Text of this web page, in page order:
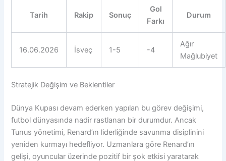
Tarih Rakip Sonuç
Gol
Farkı
Durum
16.06.2026 İsveç 1-5 -4
Ağır
Mağlubiyet
Stratejik Değişim ve Beklentiler
Dünya Kupası devam ederken yapılan bu görev değişimi,
futbol dünyasında nadir rastlanan bir durumdur. Ancak
Tunus yönetimi, Renard’ın liderliğinde savunma disiplinini
yeniden kurmayı hedefliyor. Uzmanlara göre Renard’ın
gelişi, oyuncular üzerinde pozitif bir şok etkisi yaratarak